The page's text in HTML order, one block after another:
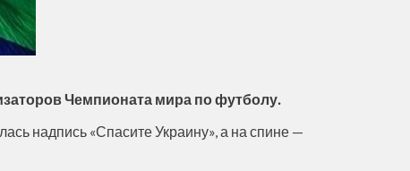
Чемпионата мира по футболу.
надпись «Спасите Украину», а на спине —